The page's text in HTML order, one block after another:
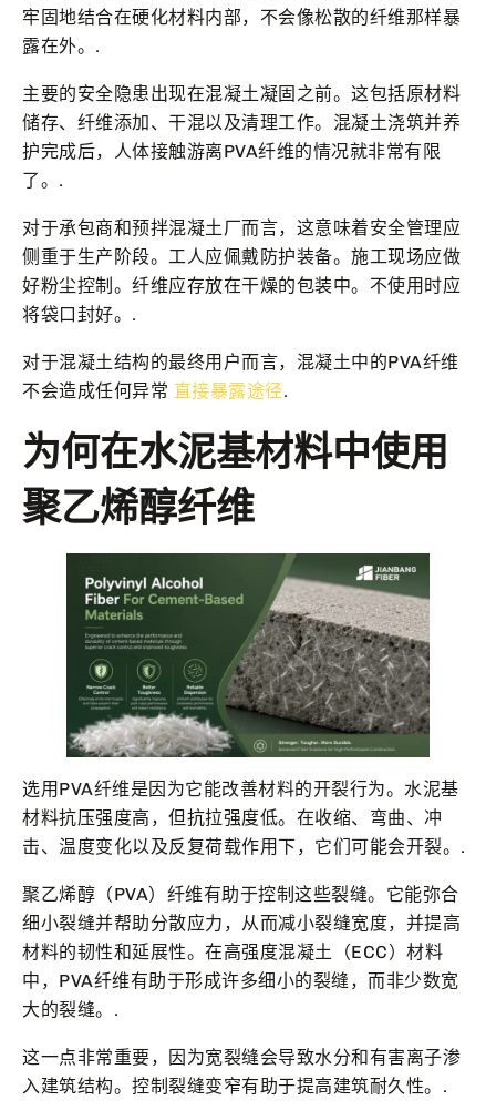
牢固地结合在硬化材料内部，不会像松散的纤维那样暴
露在外。.
主要的安全隐患出现在混凝土凝固之前。这包括原材料
储存、纤维添加、干混以及清理工作。混凝土浇筑并养
护完成后，人体接触游离PVA纤维的情况就非常有限
了。.
对于承包商和预拌混凝土厂而言，这意味着安全管理应
侧重于生产阶段。工人应佩戴防护装备。施工现场应做
好粉尘控制。纤维应存放在干燥的包装中。不使用时应
将袋口封好。.
对于混凝土结构的最终用户而言，混凝土中的PVA纤维
不会造成任何异常 直接暴露途径.
为何在水泥基材料中使用
聚乙烯醇纤维
选用PVA纤维是因为它能改善材料的开裂行为。水泥基
材料抗压强度高，但抗拉强度低。在收缩、弯曲、冲
击、温度变化以及反复荷载作用下，它们可能会开裂。.
聚乙烯醇（PVA）纤维有助于控制这些裂缝。它能弥合
细小裂缝并帮助分散应力，从而减小裂缝宽度，并提高
材料的韧性和延展性。在高强度混凝土（ECC）材料
中，PVA纤维有助于形成许多细小的裂缝，而非少数宽
大的裂缝。.
这一点非常重要，因为宽裂缝会导致水分和有害离子渗
入建筑结构。控制裂缝变窄有助于提高建筑耐久性。.